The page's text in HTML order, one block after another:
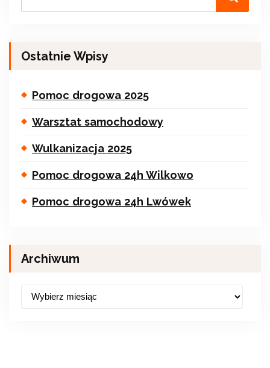
Ostatnie Wpisy
Pomoc drogowa 2025
Warsztat samochodowy
Wulkanizacja 2025
Pomoc drogowa 24h Wilkowo
Pomoc drogowa 24h Lwówek
Archiwum